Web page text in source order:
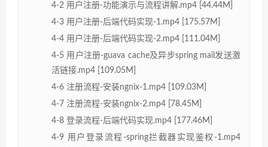
4-2 用户注册-功能演示与流程讲解.mp4 [44.44M]
4-3 用户注册-后端代码实现-1.mp4 [175.57M]
4-4 用户注册-后端代码实现-2.mp4 [111.04M]
4-5 用户注册-guava cache及异步spring mail发送激
活链接.mp4 [109.05M]
4-6 注册流程-安装ngnix-1.mp4 [109.03M]
4-7 注册流程-安装ngnix-2.mp4 [78.45M]
4-8 登录流程-后端代码实现.mp4 [177.46M]
4-9 用户登录流程-spring拦截器实现鉴权-1.mp4